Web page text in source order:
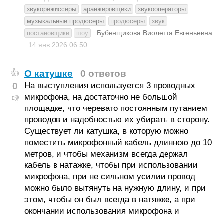
звукорежиссёры аранжировщики
звукооператоры
музыкальные продюсеры
продюсеры
звук
постановщики
шоу
Бубенщикова Виолетта Евгеньевна
14 янв 2026 06:50
👍
0
👎
О катушке 0 ответов
На выступления используется 3 проводных
микрофона, на достаточно не большой
площадке, что черевато постоянным путанием
проводов и надобностью их убирать в сторону.
Существует ли катушка, в которую можно
поместить микрофонный кабель длинною до 10
метров, и чтобы механизм всегда держал
кабель в натажке, чтобы при использовании
микрофона, при не сильном усилии провод
можно было вытянуть на нужную длину, и при
этом, чтобы он был всегда в натяжке, а при
окончании использования микрофона и